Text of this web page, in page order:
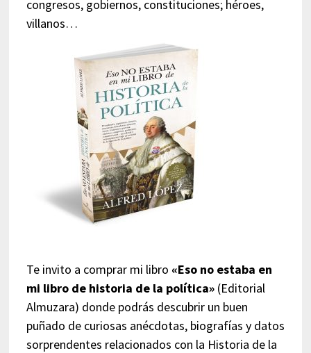
congresos, gobiernos, constituciones; héroes,
villanos…
Te invito a comprar mi libro «Eso no estaba en
mi libro de historia de la política»(Editorial
Almuzara) donde podrás descubrir un buen
puñado de curiosas anécdotas, biografías y datos
sorprendentes relacionados con la Historia de la